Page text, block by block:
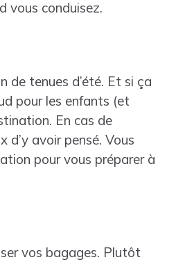
vous conduisez.
de tenues d’été. Et si ça
pour les enfants (et
En cas de
avoir pensé. Vous
pour vous préparer à
vos bagages. Plutôt